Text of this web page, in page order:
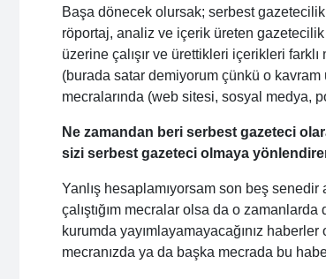
Başa dönecek olursak; serbest
röportaj, analiz ve içerik üreten
üzerine çalışır ve ürettikleri içerikleri
(burada satar demiyorum çünkü o kavram
mecralarında (web sitesi, sosyal medya,
Ne zamandan beri serbest gazeteci
sizi serbest gazeteci olmaya
Yanlış hesaplamıyorsam son beş senedir
çalıştığım mecralar olsa da o
kurumda yayımlayamayacağınız
mecranızda ya da başka mecrada bu